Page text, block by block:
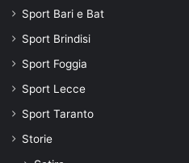
Sport Bari e Bat
Sport Brindisi
Sport Foggia
Sport Lecce
Sport Taranto
Storie